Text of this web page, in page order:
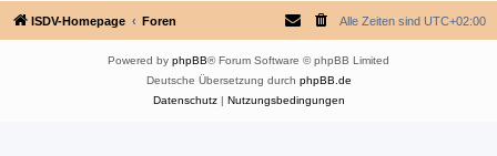
ISDV-Homepage Foren Alle Zeiten sind UTC+02:00
Powered by phpBB® Forum Software © phpBB Limited
Deutsche Übersetzung durch phpBB.de
Datenschutz| Nutzungsbedingungen